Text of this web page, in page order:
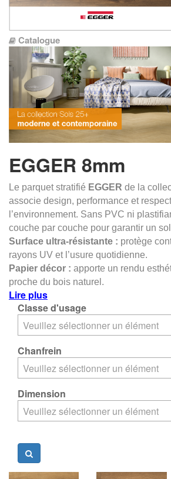
Catalogue
EGGER 8mm
Le parquet stratifié EGGER de la
associe design, performance et
l’environnement. Sans PVC ni
couche par couche pour garantir un
Surface ultra-résistante : protège
rayons UV et l’usure quotidienne.
Papier décor : apporte un rendu
proche du bois naturel.
Lire plus
Classe d'usage
Veuillez sélectionner un élément
Chanfrein
Veuillez sélectionner un élément
Dimension
Veuillez sélectionner un élément